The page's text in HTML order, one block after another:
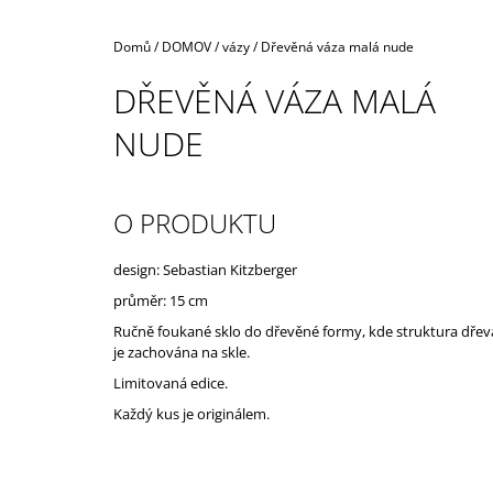
Domů/ DOMOV/vázy/ Dřevěná váza malá nude
DŘEVĚNÁ VÁZA MALÁ
NUDE
O PRODUKTU
design: Sebastian Kitzberger
průměr: 15 cm
Ručně foukané sklo do dřevěné formy, kde struktura
je zachována na skle.
Limitovaná edice.
Každý kus je originálem.